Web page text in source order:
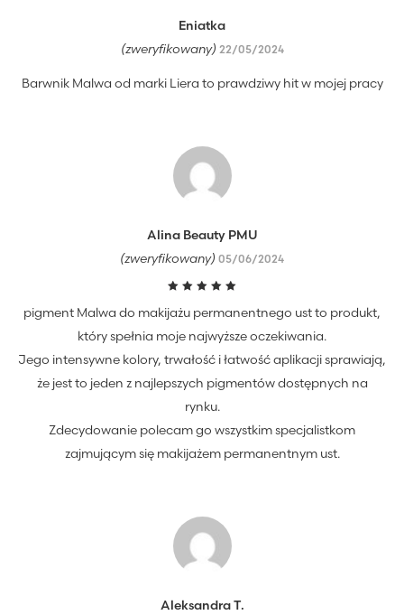
Eniatka
(zweryfikowany) 22/05/2024
Barwnik Malwa od marki Liera to prawdziwy hit w mojej pracy
Alina Beauty PMU
(zweryfikowany) 05/06/2024
5 na 5
pigment Malwa do makijażu permanentnego ust to produkt,
który spełnia moje najwyższe oczekiwania.
Jego intensywne kolory, trwałość i łatwość aplikacji sprawiają,
że jest to jeden z najlepszych pigmentów dostępnych na
rynku.
Zdecydowanie polecam go wszystkim specjalistkom
zajmującym się makijażem permanentnym ust.
Aleksandra T.